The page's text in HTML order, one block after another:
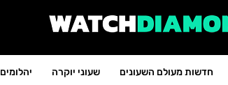
חדשות מעולם השעונים שעוני יוקרה יהלומים